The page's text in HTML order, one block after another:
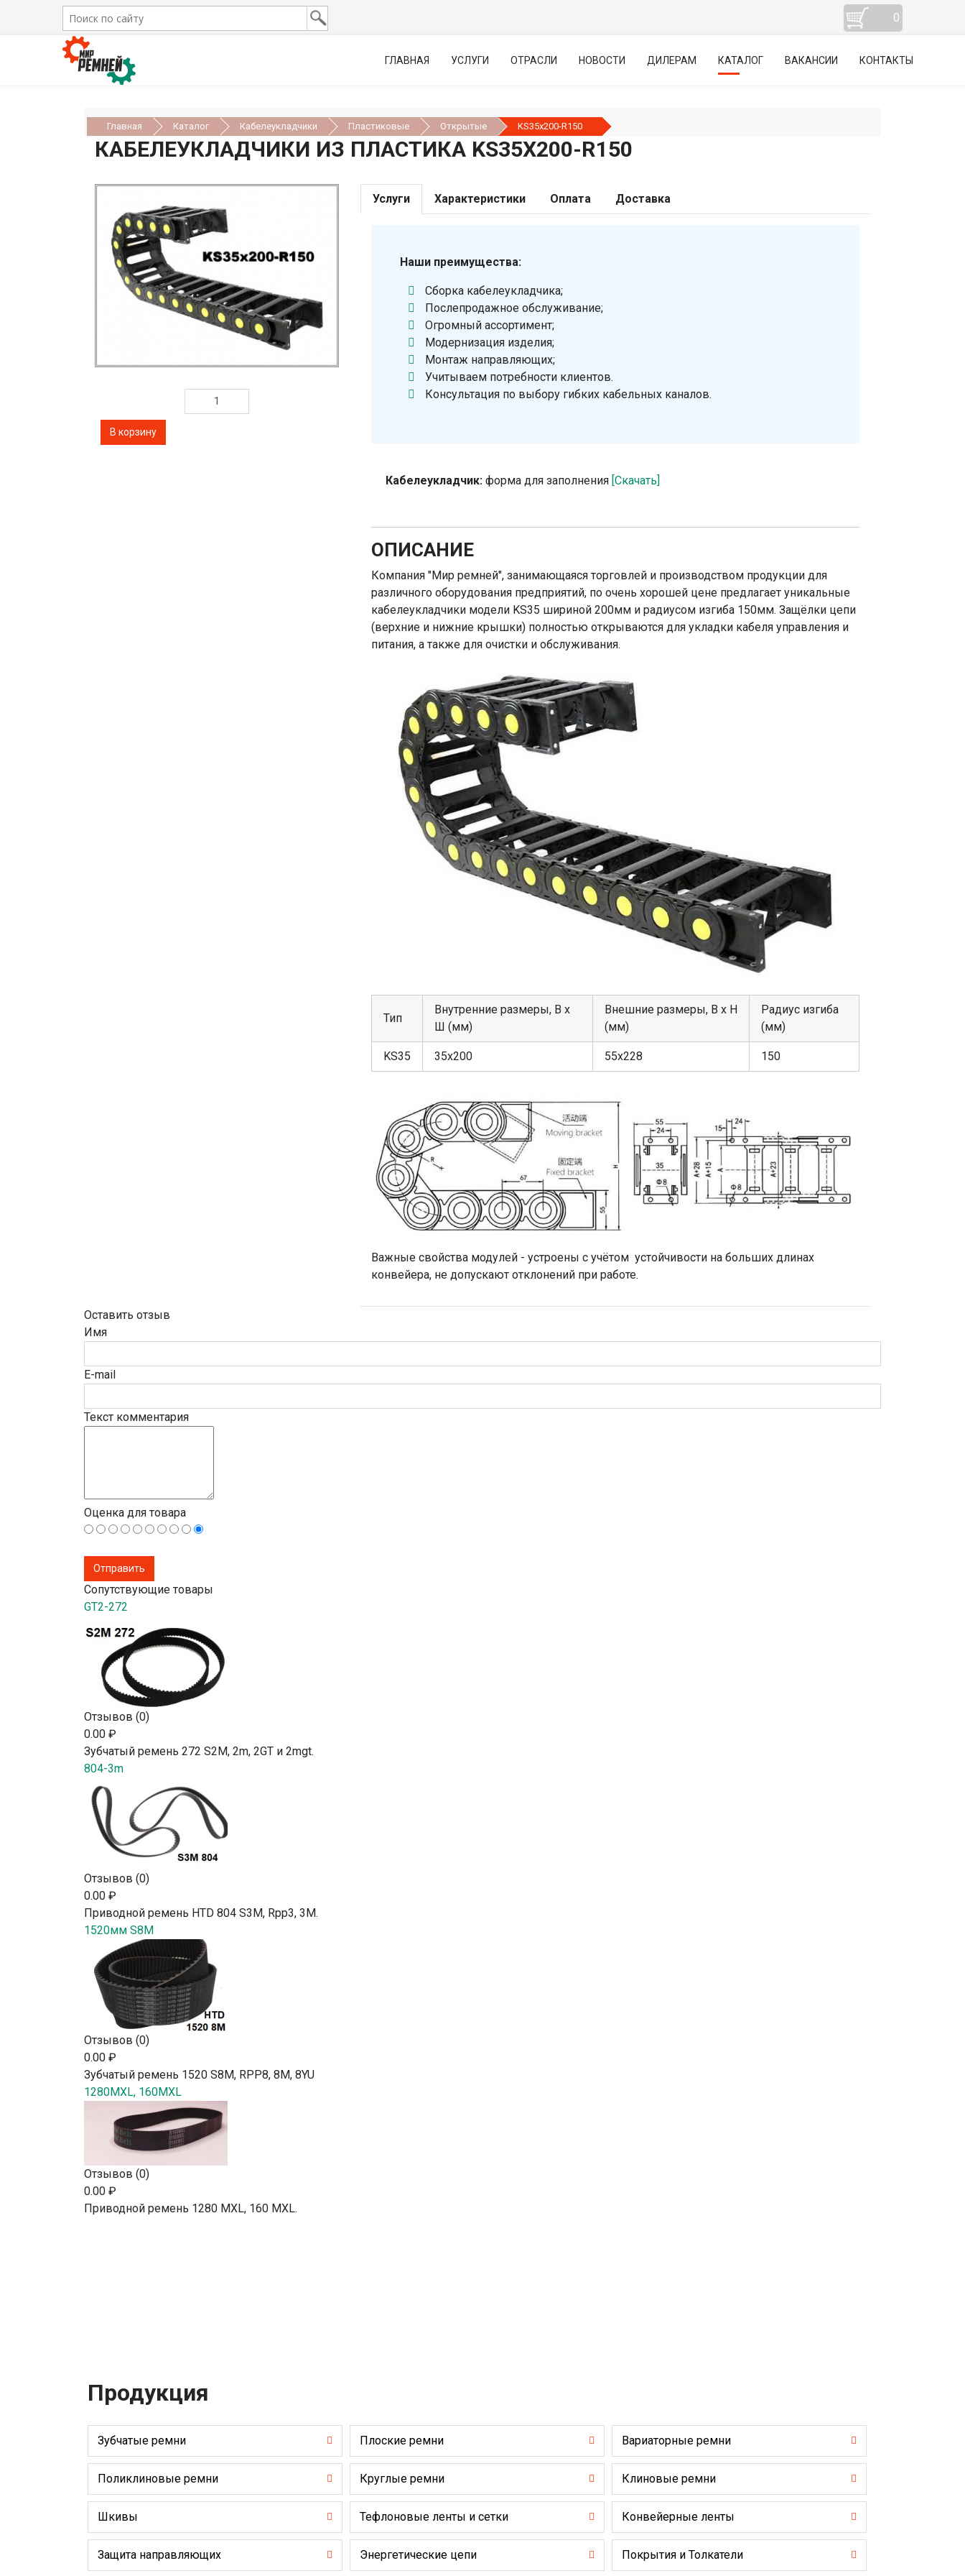
0
ГЛАВНАЯ УСЛУГИ ОТРАСЛИ НОВОСТИ ДИЛЕРАМ КАТАЛОГ ВАКАНСИИ КОНТАКТЫ
Главная Каталог Кабелеукладчики Пластиковые Открытые KS35х200-R150
КАБЕЛЕУКЛАДЧИКИ ИЗ ПЛАСТИКА KS35Х200-R150
Услуги Характеристики Оплата Доставка
Наши преимущества:
Сборка кабелеукладчика;
Послепродажное обслуживание;
Огромный ассортимент;
Модернизация изделия;
Монтаж направляющих;
Учитываем потребности клиентов.
Консультация по выбору гибких кабельных каналов.
Кабелеукладчик: форма для заполнения [Скачать]
ОПИСАНИЕ
Компания "Мир ремней", занимающаяся торговлей и производством продукции для
различного оборудования предприятий, по очень хорошей цене предлагает уникальные
кабелеукладчики модели KS35 шириной 200мм и радиусом изгиба 150мм. Защёлки цепи
(верхние и нижние крышки) полностью открываются для укладки кабеля управления и
питания, а также для очистки и обслуживания.
Тип
Внутренние размеры, В х
Ш (мм)
Внешние размеры, В х Н
(мм)
Радиус изгиба
(мм)
KS35 35х200 55х228 150
Важные свойства модулей - устроены с учётом устойчивости на больших длинах
конвейера, не допускают отклонений при работе.
Оставить отзыв
Имя
E-mail
Текст комментария
Оценка для товара
Сопутствующие товары
GT2-272
Отзывов (0)
0.00 ₽
Зубчатый ремень 272 S2М, 2m, 2GT и 2mgt.
804-3m
Отзывов (0)
0.00 ₽
Приводной ремень HTD 804 S3M, Rpp3, 3М.
1520мм S8M
Отзывов (0)
0.00 ₽
Зубчатый ремень 1520 S8M, RPP8, 8М, 8YU
1280MXL, 160MXL
Отзывов (0)
0.00 ₽
Приводной ремень 1280 MXL, 160 MXL.
Продукция
Зубчатые ремни Плоские ремни Вариаторные ремни
Поликлиновые ремни Круглые ремни Клиновые ремни
Шкивы Тефлоновые ленты и сетки Конвейерные ленты
Защита направляющих Энергетические цепи Покрытия и Толкатели